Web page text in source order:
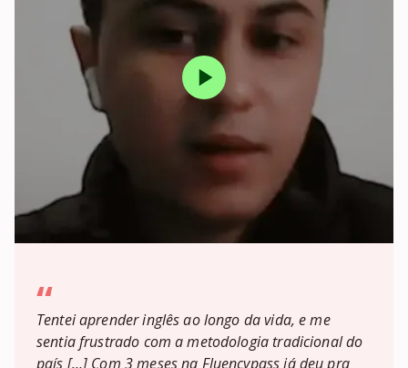
“
Tentei aprender inglês ao longo da vida, e me
sentia frustrado com a metodologia tradicional do
país […] Com 3 meses na Fluencypass já deu pra